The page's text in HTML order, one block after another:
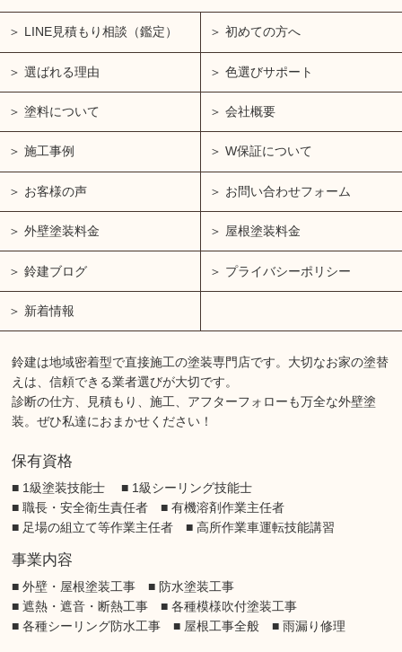
LINE見積もり相談（鑑定） 初めての方へ
選ばれる理由 色選びサポート
塗料について 会社概要
施工事例 W保証について
お客様の声 お問い合わせフォーム
外壁塗装料金 屋根塗装料金
鈴建ブログ プライバシーポリシー
新着情報
鈴建は地域密着型で直接施工の塗装専門店です。大切なお家の塗替
えは、信頼できる業者選びが大切です。
診断の仕方、見積もり、施工、アフターフォローも万全な外壁塗
装。ぜひ私達におまかせください！
保有資格
■ 1級塗装技能士 ■ 1級シーリング技能士
■ 職長・安全衛生責任者 ■ 有機溶剤作業主任者
■ 足場の組立て等作業主任者 ■ 高所作業車運転技能講習
事業内容
■ 外壁・屋根塗装工事 ■ 防水塗装工事
■ 遮熱・遮音・断熱工事 ■ 各種模様吹付塗装工事
■ 各種シーリング防水工事 ■ 屋根工事全般 ■ 雨漏り修理